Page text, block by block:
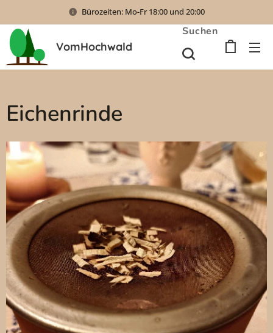
Bürozeiten: Mo-Fr 18:00 und 20:00
VomHochwald
Suchen
Eichenrinde